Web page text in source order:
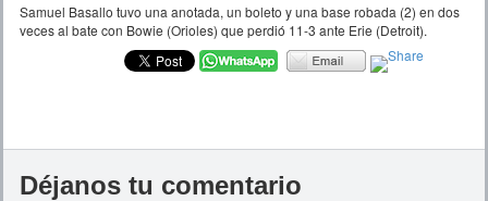
Samuel Basallo tuvo una anotada, un boleto y una base robada (2) en dos
veces al bate con Bowie (Orioles) que perdió 11-3 ante Erie (Detroit).
Déjanos tu comentario